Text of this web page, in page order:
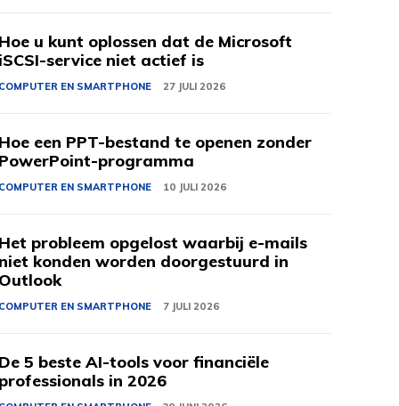
Hoe u kunt oplossen dat de Microsoft
iSCSI-service niet actief is
COMPUTER EN SMARTPHONE 27 JULI 2026
Hoe een PPT-bestand te openen zonder
PowerPoint-programma
COMPUTER EN SMARTPHONE 10 JULI 2026
Het probleem opgelost waarbij e-mails
niet konden worden doorgestuurd in
Outlook
COMPUTER EN SMARTPHONE 7 JULI 2026
De 5 beste AI-tools voor financiële
professionals in 2026